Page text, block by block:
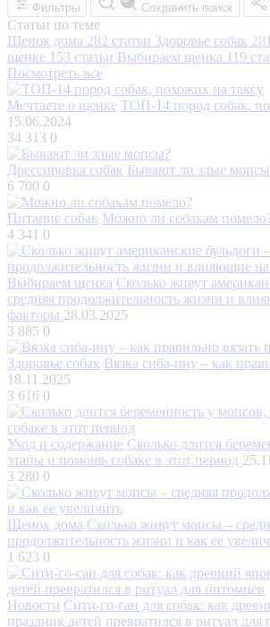
Фильтры Сохранить поиск
Статьи по теме
Щенок дома 282 статьи Здоровье собак
щенке 153 статьи Выбираем щенка 119
Посмотреть все
Мечтаете о щенке ТОП-14 пород собак,
15.06.2024
34 313 0
Дрессировка собак Бывают ли злые
6 700 0
Питание собак Можно ли собакам
4 341 0
Выбираем щенка Сколько живут
средняя продолжительность жизни и
факторы 28.03.2025
3 885 0
Здоровье собак Вязка сиба-ину – как
18.11.2025
3 616 0
Уход и содержание Сколько длится
этапы и помощь собаке в этот период
3 280 0
Щенок дома Сколько живут мопсы –
продолжительность жизни и как ее
1 623 0
Новости Сити-го-сан для собак: как
праздник детей превратился в ритуал для